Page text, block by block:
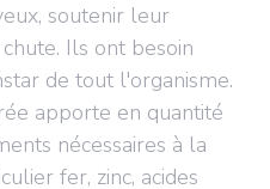
soutenir leur
Ils ont besoin
de tout l'organisme.
apporte en quantité
nécessaires à la
fer, zinc, acides